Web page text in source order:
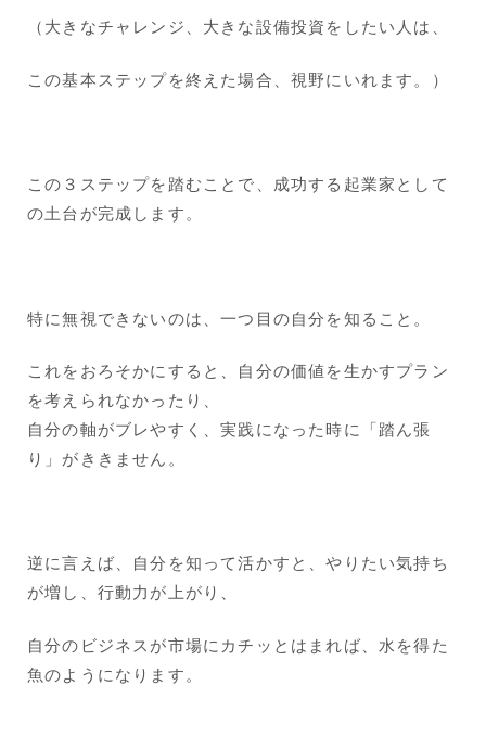
（大きなチャレンジ、大きな設備投資をしたい人は、
この基本ステップを終えた場合、視野にいれます。）
この３ステップを踏むことで、成功する起業家として
の土台が完成します。
特に無視できないのは、一つ目の自分を知ること。
これをおろそかにすると、自分の価値を生かすプラン
を考えられなかったり、
自分の軸がブレやすく、実践になった時に「踏ん張
り」がききません。
逆に言えば、自分を知って活かすと、やりたい気持ち
が増し、行動力が上がり、
自分のビジネスが市場にカチッとはまれば、水を得た
魚のようになります。